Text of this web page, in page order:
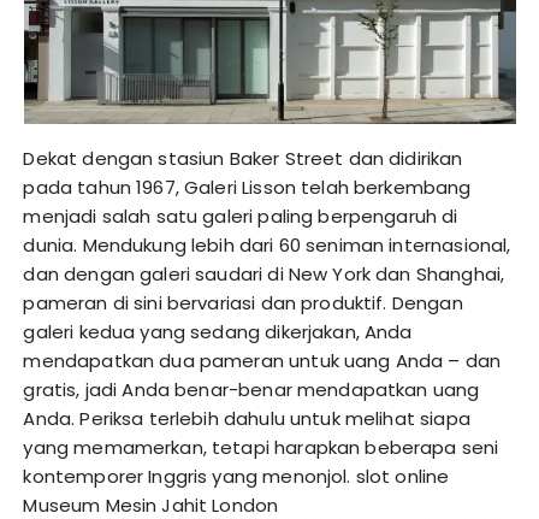
Dekat dengan stasiun Baker Street dan didirikan
pada tahun 1967, Galeri Lisson telah berkembang
menjadi salah satu galeri paling berpengaruh di
dunia. Mendukung lebih dari 60 seniman internasional,
dan dengan galeri saudari di New York dan Shanghai,
pameran di sini bervariasi dan produktif. Dengan
galeri kedua yang sedang dikerjakan, Anda
mendapatkan dua pameran untuk uang Anda – dan
gratis, jadi Anda benar-benar mendapatkan uang
Anda. Periksa terlebih dahulu untuk melihat siapa
yang memamerkan, tetapi harapkan beberapa seni
kontemporer Inggris yang menonjol. slot online
Museum Mesin Jahit London